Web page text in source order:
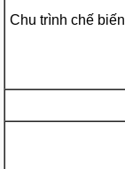
Chu trình chế biến